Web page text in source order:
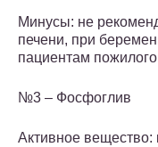
Минусы: не
печени, при
пациентам пожилого
№3 – Фосфоглив
Активное вещество: